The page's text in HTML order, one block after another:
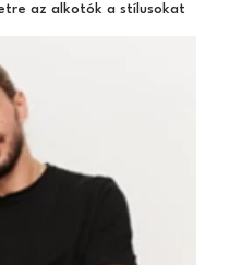
az alkotók a stílusokat